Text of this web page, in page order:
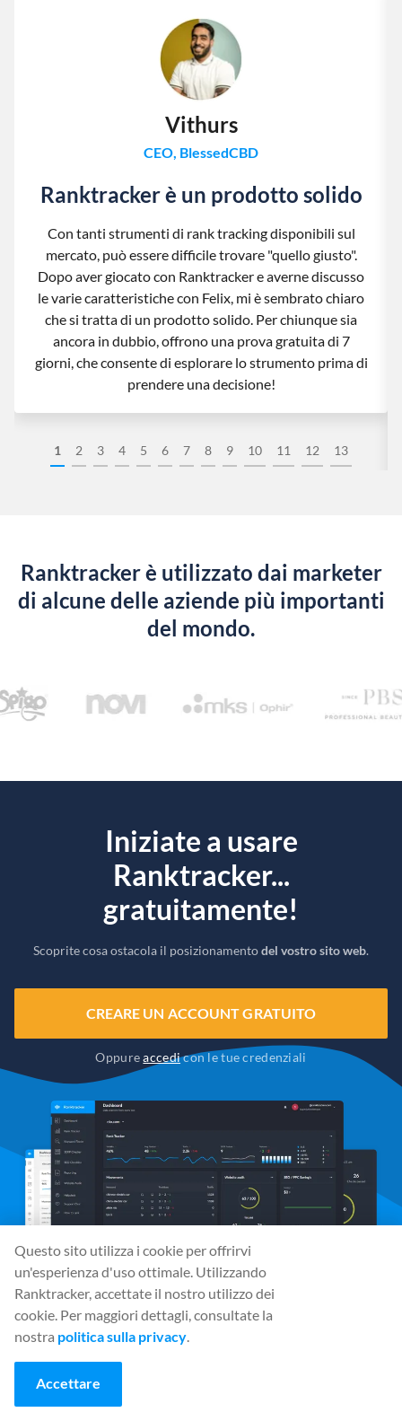
1 2 3 4 5 6 7 8 9 10 11 12 13
Vithurs
CEO, BlessedCBD
Ranktracker è un prodotto solido
Con tanti strumenti di rank tracking disponibili sul
mercato, può essere difficile trovare "quello giusto".
Dopo aver giocato con Ranktracker e averne discusso
le varie caratteristiche con Felix, mi è sembrato chiaro
che si tratta di un prodotto solido. Per chiunque sia
ancora in dubbio, offrono una prova gratuita di 7
giorni, che consente di esplorare lo strumento prima di
prendere una decisione!
Ranktracker è utilizzato dai marketer
di alcune delle aziende più importanti
del mondo.
Iniziate a usare
Ranktracker...
gratuitamente!
Scoprite cosa ostacola il posizionamentodel vostro sito web.
CREARE UN ACCOUNT GRATUITO
Oppureaccedicon le tue credenziali
Media sociali
Questo sito utilizza i cookie per offrirvi
un'esperienza d'uso ottimale. Utilizzando
Ranktracker, accettate il nostro utilizzo dei
cookie. Per maggiori dettagli, consultate la
nostra politica sulla privacy.
Accettare